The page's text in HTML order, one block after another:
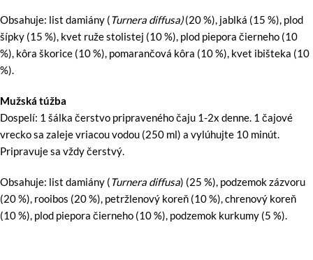
Obsahuje: list damiány (Turnera diffusa)(20 %), jablká (15 %), plod
šípky (15 %), kvet ruže stolistej (10 %), plod piepora čierneho (10
%), kôra škorice (10 %), pomarančová kôra (10 %), kvet ibišteka (10
%).
Mužská túžba
Dospelí: 1 šálka čerstvo pripraveného čaju 1-2x denne. 1 čajové
vrecko sa zaleje vriacou vodou (250 ml) a vylúhujte 10 minút.
Pripravuje sa vždy čerstvý.
Obsahuje: list damiány (Turnera diffusa) (25 %), podzemok zázvoru
(20 %), rooibos (20 %), petržlenový koreň (10 %), chrenový koreň
(10 %), plod piepora čierneho (10 %), podzemok kurkumy (5 %).